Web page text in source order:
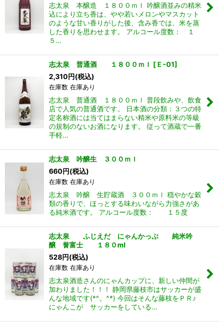
志太泉 本醸造 １８００ｍｌ 吟醸酒並みの精米
込により立ち香は、やや若いメロンやマスカット
のような甘い香りがした後、含み香では、米を蒸
した香りを思わせます。 アルコール度数： １
５…
志太泉 普通酒 １８００ｍｌ [Ｅ-01]
2,310円(税込)
在庫数 在庫あり
志太泉 普通酒 １８００ｍｌ 普段飲みや、飲食
店で人気の普通酒です。 日本酒の分類：３つの特
定名称酒には当てはまらない精米や原料米の等級
の規制のないお酒になります。 従って酒蔵で一番
手軽…
志太泉 吟醸生 ３００ｍｌ
660円(税込)
在庫数 在庫あり
志太泉 吟醸 生貯蔵酒 ３００ｍｌ 穏やかな穀
類の香りで、ほっとする味わいながら力強さがあ
る純米酒です。 アルコール度数： １５度
志太泉 ふじえだ にゃんかっぷ 純米吟
醸 誉富士 １８０ml
528円(税込)
在庫数 在庫あり
志太泉酒造さんのにゃんカップに、新しい仲間が
加わりました！！！ 静岡県藤枝市はサッカーが盛
んな地域です(*^。^*) 今回はそんな藤枝をＰＲ♪
にゃんこが サッカーをしている…